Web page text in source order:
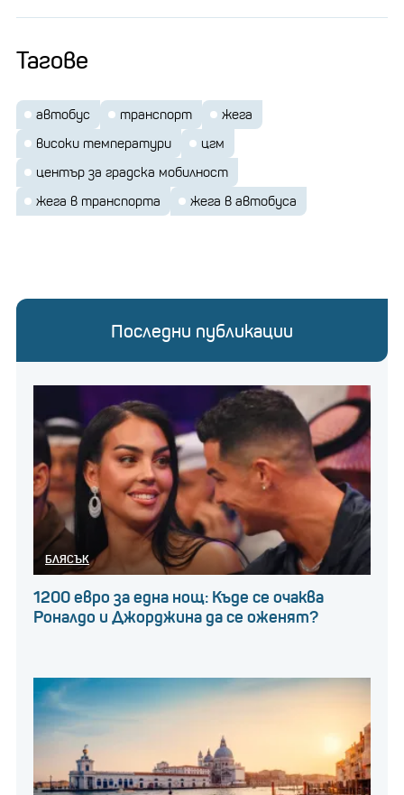
Тагове
автобус транспорт
жега
високи температури
цгм
център за градска мобилност
жега в транспорта
жега в автобуса
Последни публикации
БЛЯСЪК
1200 евро за една нощ: Къде се очаква
Роналдо и Джорджина да се оженят?